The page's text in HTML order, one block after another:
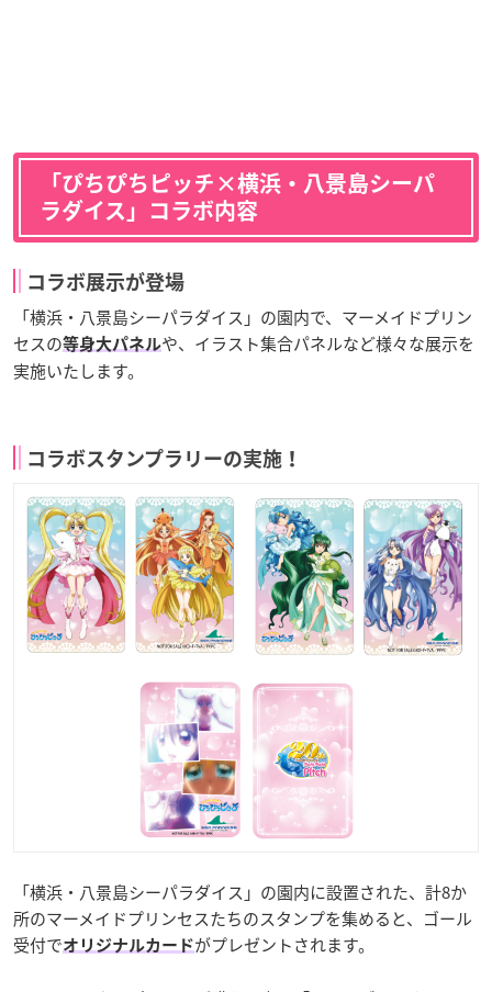
「ぴちぴちピッチ×横浜・八景島シーパ
ラダイス」コラボ内容
コラボ展示が登場
「横浜・八景島シーパラダイス」の園内で、マーメイドプリン
セスの等身大パネルや、イラスト集合パネルなど様々な展示を
実施いたします。
コラボスタンプラリーの実施！
「横浜・八景島シーパラダイス」の園内に設置された、計8か
所のマーメイドプリンセスたちのスタンプを集めると、ゴール
受付でオリジナルカードがプレゼントされます。